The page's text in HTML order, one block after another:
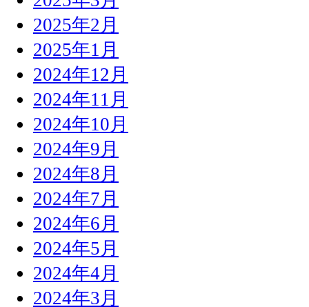
2025年2月
2025年1月
2024年12月
2024年11月
2024年10月
2024年9月
2024年8月
2024年7月
2024年6月
2024年5月
2024年4月
2024年3月